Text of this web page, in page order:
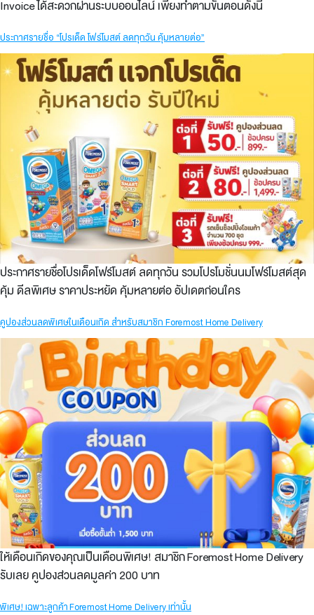
Invoice ได้สะดวกผ่านระบบออนไลน์ เพียงทำตามขั้นตอนดังนี้
ประกาศรายชื่อ “โปรเด็ด โฟร์โมสต์ ลดทุกวัน คุ้มหลายต่อ”
ประกาศรายชื่อโปรเด็ดโฟร์โมสต์ ลดทุกวัน รวมโปรโมชั่นนมโฟร์โมสต์สุด
คุ้ม ดีลพิเศษ ราคาประหยัด คุ้มหลายต่อ อัปเดตก่อนใคร
คูปองส่วนลดพิเศษในเดือนเกิด สำหรับสมาชิก Foremost Home Delivery
ให้เดือนเกิดของคุณเป็นเดือนพิเศษ! สมาชิก Foremost Home Delivery
รับเลย คูปองส่วนลดมูลค่า 200 บาท
พิเศษ! เฉพาะลูกค้า Foremost Home Delivery เท่านั้น​